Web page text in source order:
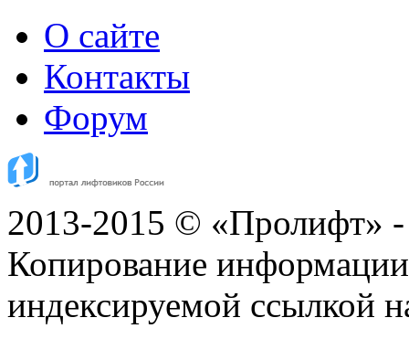
О сайте
Контакты
Форум
2013-2015 © «Пролифт» -
Копирование информации
индексируемой ссылкой